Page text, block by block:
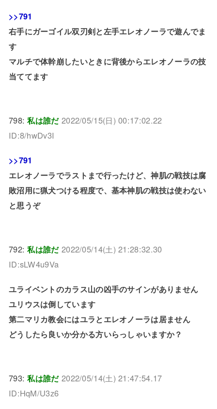
>>791
右手にガーゴイル双刃剣と左手エレオノーラで遊んでま
す
マルチで体幹崩したいときに背後からエレオノーラの技
当ててます
798:私は誰だ 2022/05/15(日) 00:17:02.22
ID:8/hwDv3I
>>791
エレオノーラでラストまで行ったけど、神肌の戦技は腐
敗沼用に猟犬つける程度で、基本神肌の戦技は使わない
と思うぞ
792:私は誰だ 2022/05/14(土) 21:28:32.30
ID:sLW4u9Va
ユライベントのカラス山の凶手のサインがありません
ユリウスは倒しています
第二マリカ教会にはユラとエレオノーラは居ません
どうしたら良いか分かる方いらっしゃいますか？
793:私は誰だ 2022/05/14(土) 21:47:54.17
ID:HqM/U3z6